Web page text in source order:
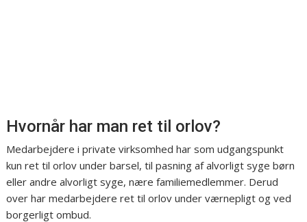
Hvornår har man ret til orlov?
Medarbejdere i private virksomhed har som udgangspunkt
kun ret til orlov under barsel, til pasning af alvorligt syge børn
eller andre alvorligt syge, nære familiemedlemmer. Derud
over har medarbejdere ret til orlov under værnepligt og ved
borgerligt ombud.